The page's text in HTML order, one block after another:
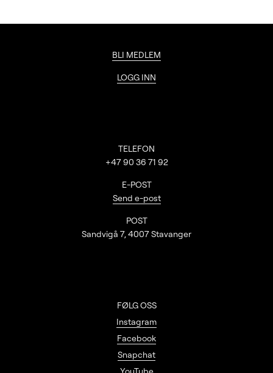
BLI MEDLEM
LOGG INN
TELEFON
+47 90 36 71 92
E-POST
Send e-post
POST
Sandvigå 7, 4007 Stavanger
FØLG OSS
Instagram
Facebook
Snapchat